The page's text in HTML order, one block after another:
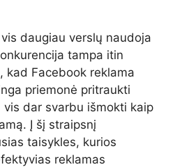
daugiau verslų naudoja
tampa itin
kad Facebook reklama
priemonė pritraukti
dar svarbu išmokti kaip
Į šį straipsnį
taisykles, kurios
reklamas